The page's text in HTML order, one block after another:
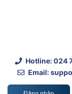
Hotline:024
Email: